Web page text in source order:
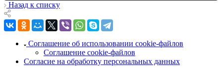
Назад к списку
Соглашение об использовании cookie-файлов
Соглашение cookie-файлов
Согласие на обработку персональных данных